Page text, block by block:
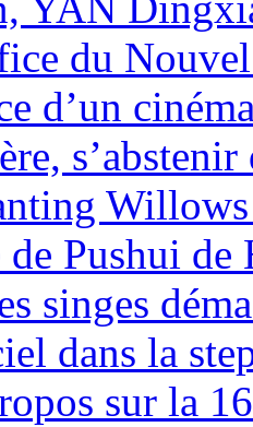
du
d’un
de Pushui de
singes
dans la
sur la